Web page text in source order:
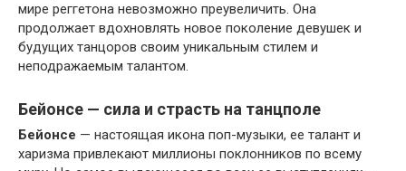
мире реггетона невозможно преувеличить. Она
продолжает вдохновлять новое поколение девушек и
будущих танцоров своим уникальным стилем и
неподражаемым талантом.
Бейонсе — сила и страсть на танцполе
Бейонсе — настоящая икона поп-музыки, ее талант и
харизма привлекают миллионы поклонников по всему